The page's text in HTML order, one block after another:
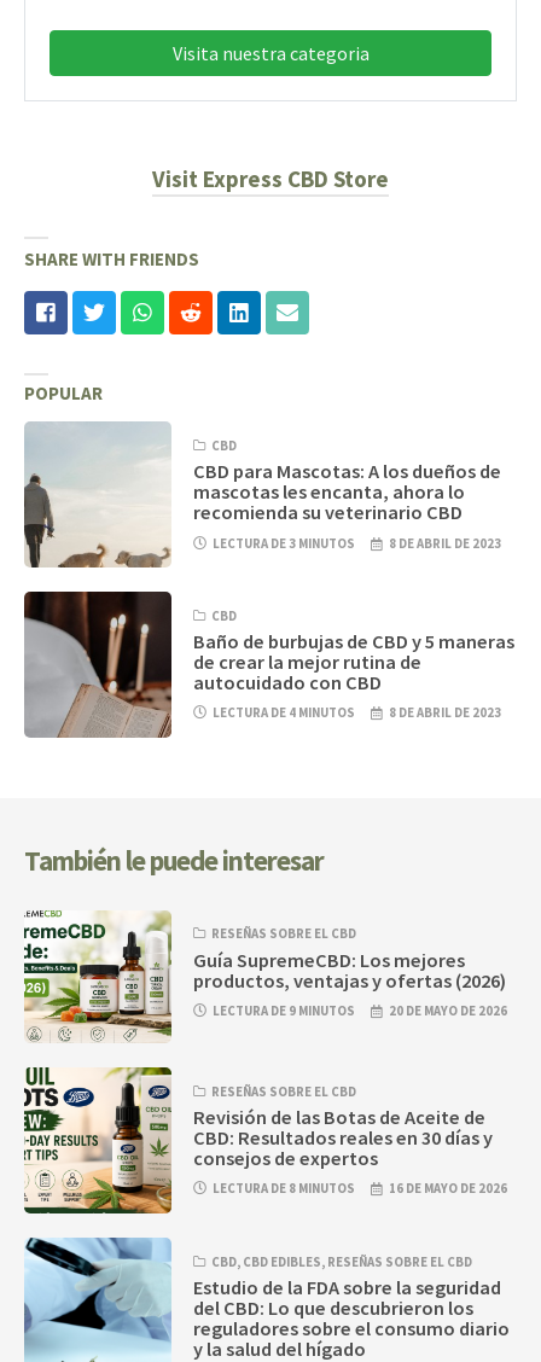
Visita nuestra categoria
Visit Express CBD Store
SHARE WITH FRIENDS
POPULAR
CBD
CBD para Mascotas: A los dueños de
mascotas les encanta, ahora lo
recomienda su veterinario CBD
LECTURA DE 3 MINUTOS 8 DE ABRIL DE 2023
CBD
Baño de burbujas de CBD y 5 maneras
de crear la mejor rutina de
autocuidado con CBD
LECTURA DE 4 MINUTOS 8 DE ABRIL DE 2023
También le puede interesar
RESEÑAS SOBRE EL CBD
Guía SupremeCBD: Los mejores
productos, ventajas y ofertas (2026)
LECTURA DE 9 MINUTOS 20 DE MAYO DE 2026
RESEÑAS SOBRE EL CBD
Revisión de las Botas de Aceite de
CBD: Resultados reales en 30 días y
consejos de expertos
LECTURA DE 8 MINUTOS 16 DE MAYO DE 2026
CBD, CBD EDIBLES, RESEÑAS SOBRE EL CBD
Estudio de la FDA sobre la seguridad
del CBD: Lo que descubrieron los
reguladores sobre el consumo diario
y la salud del hígado